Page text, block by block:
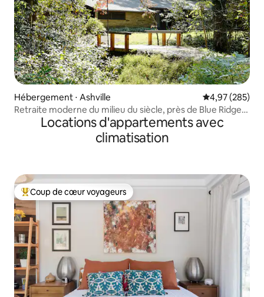
Hébergement ⋅ Ashville Évaluation
4,97 (285)
Retraite moderne du milieu du siècle, près de Blue Ridge
ParkwayLocations d'appartements avec
climatisation
Coups de cœur voyageurs les plus appréciés
Coup de cœur voyageurs